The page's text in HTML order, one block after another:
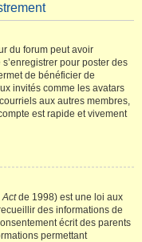
du forum peut avoir
pour poster des
de bénéficier de
invités comme les avatars
aux autres membres,
est rapide et vivement
Actde 1998) est une loi aux
des informations de
écrit des parents
permettant